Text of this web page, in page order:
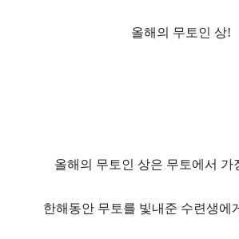
올해의 무토인 상!
올해의 무토인 상은 무토에서 가
한해동안 무토를 빛내준 수련생에